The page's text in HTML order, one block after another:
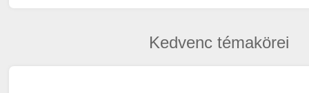
Kedvenc témakörei